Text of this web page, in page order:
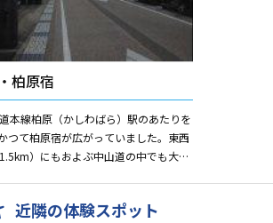
柏原宿
本線柏原（かしわばら）駅のあたりを
つて柏原宿が広がっていました。東西
）にもおよぶ中山道の中でも大規
近隣の体験スポット